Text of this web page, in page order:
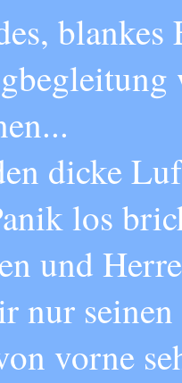
blankes
dicke
los
und
nur
vorne